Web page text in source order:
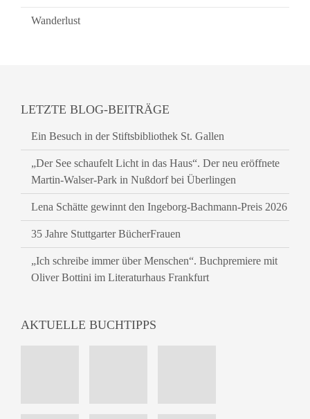
Wanderlust
LETZTE BLOG-BEITRÄGE
Ein Besuch in der Stiftsbibliothek St. Gallen
„Der See schaufelt Licht in das Haus“. Der neu eröffnete
Martin-Walser-Park in Nußdorf bei Überlingen
Lena Schätte gewinnt den Ingeborg-Bachmann-Preis 2026
35 Jahre Stuttgarter BücherFrauen
„Ich schreibe immer über Menschen“. Buchpremiere mit
Oliver Bottini im Literaturhaus Frankfurt
AKTUELLE BUCHTIPPS